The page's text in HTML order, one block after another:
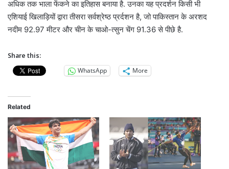
अधिक तक भाला फेंकने का इतिहास बनाया है. उनका यह प्रदर्शन किसी भी
एशियाई खिलाड़ियों द्वारा तीसरा सर्वश्रेष्ठ प्रर्दशन है, जो पाकिस्तान के अरशद
नदीम 92.97 मीटर और चीन के चाओ-त्सुन चेंग 91.36 से पीछे है.
Share this:
WhatsApp
More
Related